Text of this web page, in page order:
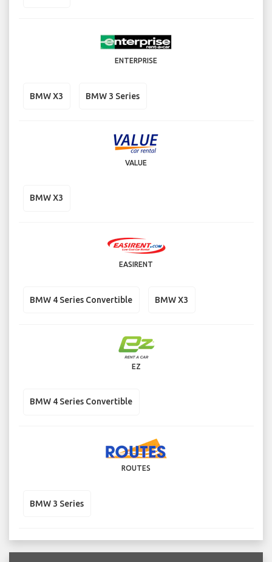
ENTERPRISE
BMW X3 BMW 3 Series
VALUE
BMW X3
EASIRENT
BMW 4 Series Convertible BMW X3
EZ
BMW 4 Series Convertible
ROUTES
BMW 3 Series